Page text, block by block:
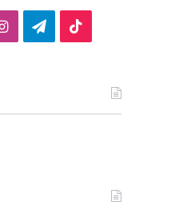
I
T